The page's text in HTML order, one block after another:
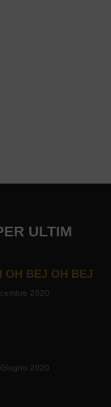
ULTIM
OH BEJ OH BEJ
2020
2020